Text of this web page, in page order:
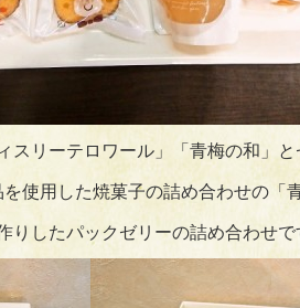
スリーテロワール」「青梅の和」と
使用した焼菓子の詰め合わせの「
りしたパックゼリーの詰め合わせで